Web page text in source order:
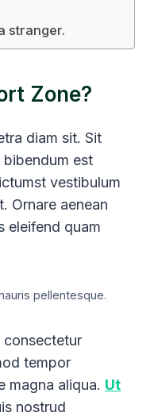
stranger.
Zone?
diam sit. Sit
est
vestibulum
Ornare aenean
eleifend quam
pellentesque.
consectetur
tempor
magna aliqua. Ut
nostrud